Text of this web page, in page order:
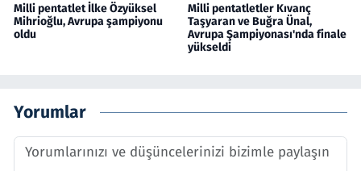
Milli pentatlet İlke Özyüksel
Mihrioğlu, Avrupa şampiyonu
oldu
Milli pentatletler Kıvanç
Taşyaran ve Buğra Ünal,
Avrupa Şampiyonası'nda finale
yükseldi
Yorumlar